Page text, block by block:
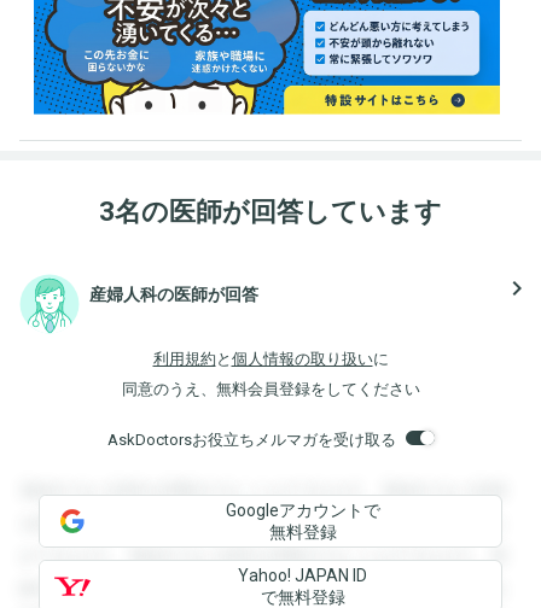
3名の医師が回答しています
産婦人科の医師が回答 navigate_next
利用規約 と 個人情報の取り扱いに
同意のうえ、無料会員登録をしてください
AskDoctorsお役立ちメルマガを受け取る
登録すると回答を閲覧することができます。登録すると回答
を閲覧することができます。登録すると回答を閲覧すること
ができます。登録すると回答を閲覧することができます。登
録すると回答を閲覧することができます。登録すると回答を
Googleアカウントで
無料登録
Yahoo! JAPAN ID
で無料登録